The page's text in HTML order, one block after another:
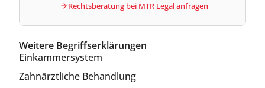
Rechtsberatung bei MTR Legal anfragen
Weitere Begriffserklärungen
Einkammersystem
Zahnärztliche Behandlung